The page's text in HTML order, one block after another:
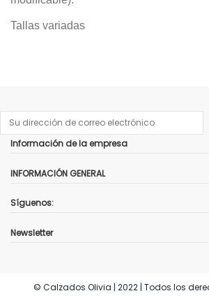
Tallas variadas
Información de la empresa
INFORMACIÓN GENERAL
Síguenos:
Newsletter
© Calzados Olivia | 2022 | Todos los